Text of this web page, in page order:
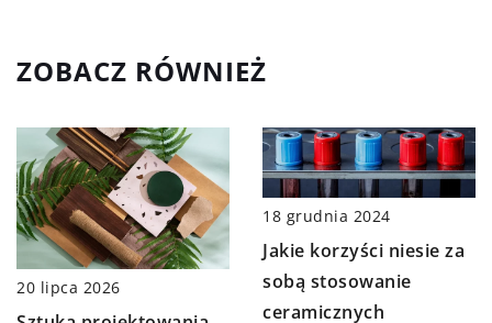
ZOBACZ RÓWNIEŻ
20 lipca 2026
18 grudnia 2024
Jakie korzyści niesie za
sobą stosowanie
ceramicznych